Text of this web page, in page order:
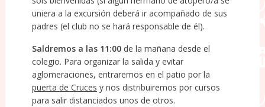
uniera a la excursión deberá ir acompañado de sus
padres (el club no se hará responsable de él).
Saldremos a las 11:00de la mañana desde el
colegio. Para organizar la salida y evitar
aglomeraciones, entraremos en el patio por la
puerta de Cruces y nos distribuiremos por cursos
para salir distanciados unos de otros.